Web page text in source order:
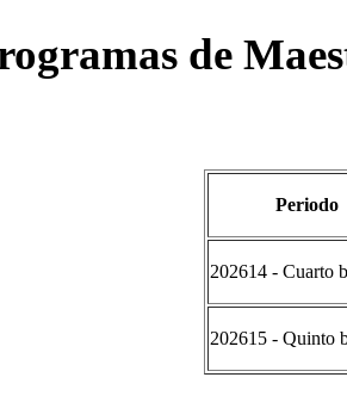
de
Periodo
202614 - Cuarto
202615 - Quinto